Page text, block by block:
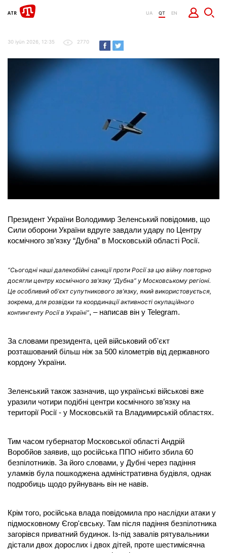
UA QT EN
30 iyün 2026, 12:35 2770
Президент України Володимир Зеленський повідомив, що
Сили оборони України вдруге завдали удару по Центру
космічного зв’язку “Дубна” в Московській області Росії.
“Сьогодні наші далекобійні санкції проти Росії за цю війну повторно
досягли центру космічного зв’язку “Дубна” у Московському регіоні.
Це особливий обʼєкт супутникового зв’язку, який використовується,
зокрема, для розвідки та координації активності окупаційного
контингенту Росії в Україні”, – написав він у Telegram.
За словами президента, цей військовий об'єкт
розташований більш ніж за 500 кілометрів від державного
кордону України.
Зеленський також зазначив, що українські військові вже
уразили чотири подібні центри космічного зв’язку на
території Росії - у Московській та Владимирській областях.
Тим часом губернатор Московської області Андрій
Воробйов заявив, що російська ППО нібито збила 60
безпілотників. За його словами, у Дубні через падіння
уламків була пошкоджена адміністративна будівля, однак
подробиць щодо руйнувань він не навів.
Крім того, російська влада повідомила про наслідки атаки у
підмосковному Єгор'євську. Там після падіння безпілотника
загорівся приватний будинок. Із-під завалів рятувальники
дістали двох дорослих і двох дітей, проте шестимісячна